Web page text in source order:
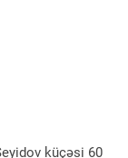
küçəsi 60